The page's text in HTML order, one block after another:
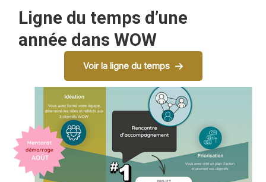
Ligne du temps d’une
année dans WOW
Voir la ligne du temps